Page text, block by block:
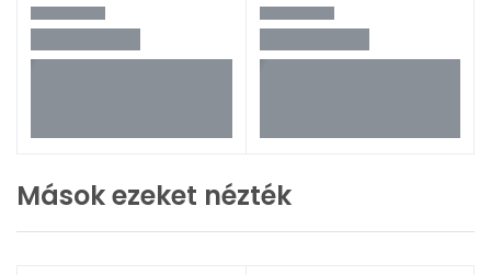
Mások ezeket nézték